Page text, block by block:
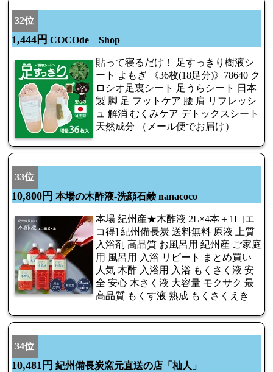
32位
1,444円 COCOde Shop
貼って寝るだけ！ 足すっきり樹液シ
ート よもぎ 《36枚(18足分)》78640 ク
ロシオ足裏シート 足うらシート 日本
製 脚 足 フットケア 腰 肩 リフレッシ
ュ 解消 むくみケア デトックスシート
天然成分 （メール便でお届け）
33位
10,800円 本場の木酢液-洗顔石鹸 nanacoco
本場 紀州産★木酢液 2L×4本＋1L [エ
コ得] 紀州備長炭 送料無料 原液 上質
入浴剤 高品質 お風呂用 紀州産 ご家庭
用 風呂用 入浴 リピート まとめ買い
人気 木酢 入浴用 入浴 もくさく液 安
全 安心 木さく液 大容量 モクサク 最
高品質 もくす液 熟成 もくさくえき
34位
10,481円 紀州備長炭窯元直送の店「杣人」